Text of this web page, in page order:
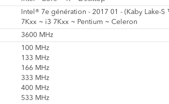
Intel® 7e génération - 2017 01 - (Kaby Lake-
7Kxx ~ i3 7Kxx ~ Pentium ~ Celeron
3600 MHz
100 MHz
133 MHz
166 MHz
333 MHz
400 MHz
533 MHz